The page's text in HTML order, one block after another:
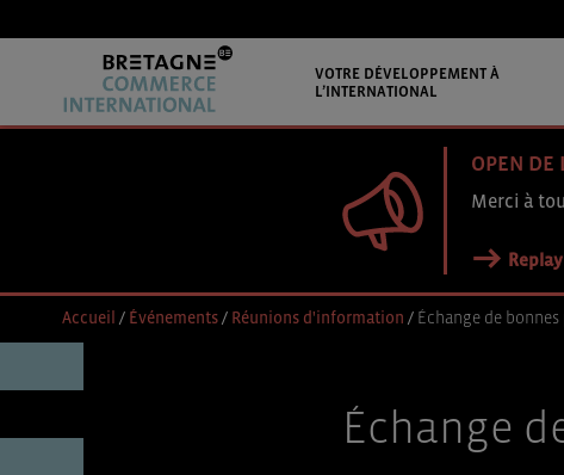
VOTRE DÉVELOPPEMENT À
L’INTERNATIONAL
OPEN DE
Merci à
Accueil / Événements/ Réunions d'information / Échange de
Échange